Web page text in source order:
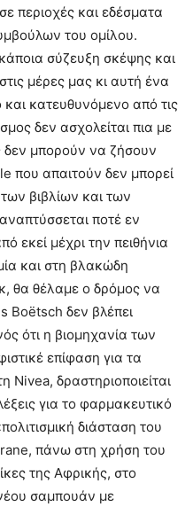
περιοχές και εδέσματα
του ομίλου.
σύζευξη σκέψης και
μέρες μας κι αυτή ένα
κατευθυνόμενο από τις
δεν ασχολείται πια με
δεν μπορούν να ζήσουν
που απαιτούν δεν μπορεί
βιβλίων και των
ποτέ εν
εκεί μέχρι την πειθήνια
και στη βλακώδη
θα θέλαμε ο δρόμος να
Boëtsch δεν βλέπει
ότι η βιομηχανία των
επίφαση για τα
Nivea, δραστηριοποιείται
για το φαρμακευτικό
διάσταση του
πάνω στη χρήση του
της Αφρικής, στο
σαμπουάν με